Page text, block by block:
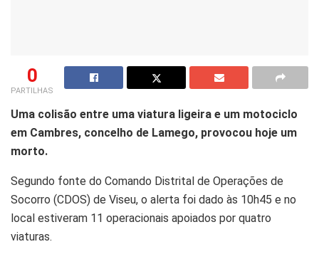
0
PARTILHAS
Uma colisão entre uma viatura ligeira e um motociclo
em Cambres, concelho de Lamego, provocou hoje um
morto.
Segundo fonte do Comando Distrital de Operações de
Socorro (CDOS) de Viseu, o alerta foi dado às 10h45 e no
local estiveram 11 operacionais apoiados por quatro
viaturas.